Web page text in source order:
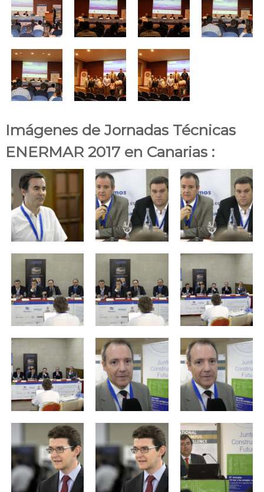
Imágenes de Jornadas Técnicas
ENERMAR 2017 en Canarias :